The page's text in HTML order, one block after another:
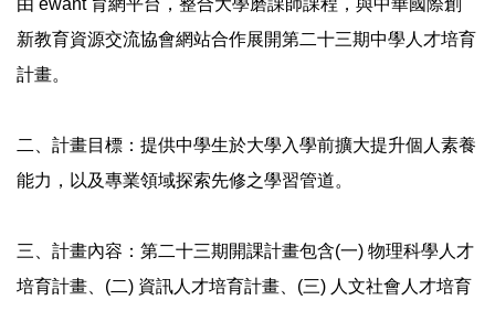
由 ewant 育網平台，整合大學磨課師課程，與中華國際創
新教育資源交流協會網站合作展開第二十三期中學人才培育
計畫。
二、計畫目標：提供中學生於大學入學前擴大提升個人素養
能力，以及專業領域探索先修之學習管道。
三、計畫內容：第二十三期開課計畫包含(一) 物理科學人才
培育計畫、(二) 資訊人才培育計畫、(三) 人文社會人才培育